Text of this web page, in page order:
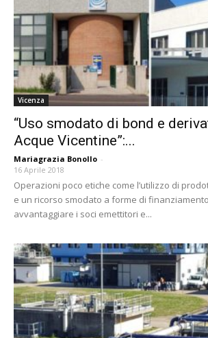
Vicenza
“Uso smodato di bond e
Acque Vicentine”:...
Mariagrazia Bonollo -
16 Aprile 2018
Operazioni poco etiche come l’utilizzo di
e un ricorso smodato a forme di
avvantaggiare i soci emettitori e...